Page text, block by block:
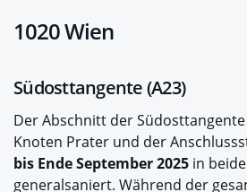
1020 Wien
Südosttangente (A23)
Der Abschnitt der
Knoten Prater und der
bis Ende September 2025 in
generalsaniert. Während der